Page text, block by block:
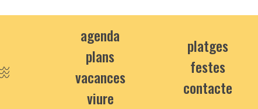
agenda
plans
vacances
viure
platges
festes
contacte